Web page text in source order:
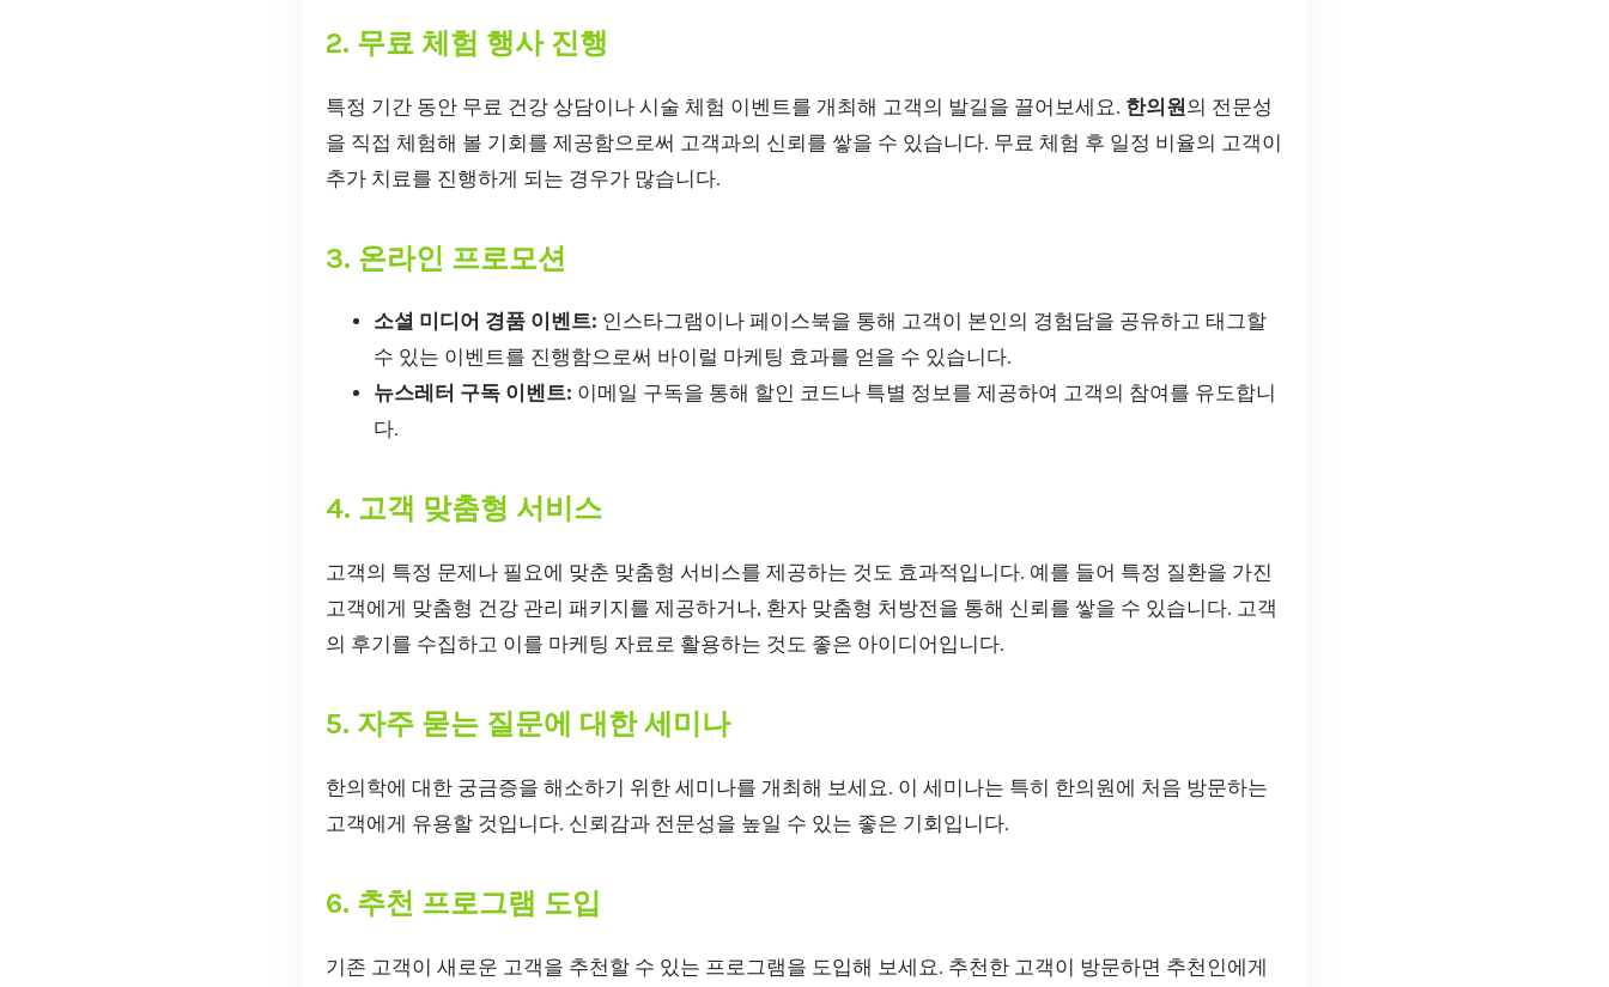
2. 무료 체험 행사 진행
특정 기간 동안 무료 건강 상담이나 시술 체험 이벤트를 개최해 고객의 발길을 끌어보세요. 한의원 의 전문성
을 직접 체험해 볼 기회를 제공함으로써 고객과의 신뢰를 쌓을 수 있습니다. 무료 체험 후 일정 비율의 고객이
추가 치료를 진행하게 되는 경우가 많습니다.
3. 온라인 프로모션
소셜 미디어 경품 이벤트: 인스타그램이나 페이스북을 통해 고객이 본인의 경험담을 공유하고 태그할
수 있는 이벤트를 진행함으로써 바이럴 마케팅 효과를 얻을 수 있습니다.
뉴스레터 구독 이벤트: 이메일 구독을 통해 할인 코드나 특별 정보를 제공하여 고객의 참여를 유도합니
다.
4. 고객 맞춤형 서비스
고객의 특정 문제나 필요에 맞춘 맞춤형 서비스를 제공하는 것도 효과적입니다. 예를 들어 특정 질환을 가진
고객에게 맞춤형 건강 관리 패키지를 제공하거나, 환자 맞춤형 처방전을 통해 신뢰를 쌓을 수 있습니다. 고객
의 후기를 수집하고 이를 마케팅 자료로 활용하는 것도 좋은 아이디어입니다.
5. 자주 묻는 질문에 대한 세미나
한의학에 대한 궁금증을 해소하기 위한 세미나를 개최해 보세요. 이 세미나는 특히 한의원에 처음 방문하는
고객에게 유용할 것입니다. 신뢰감과 전문성을 높일 수 있는 좋은 기회입니다.
6. 추천 프로그램 도입
기존 고객이 새로운 고객을 추천할 수 있는 프로그램을 도입해 보세요. 추천한 고객이 방문하면 추천인에게